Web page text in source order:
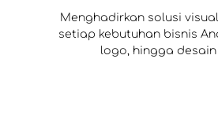
Menghadirkan solusi
setiap kebutuhan bisnis
logo, hingga desain